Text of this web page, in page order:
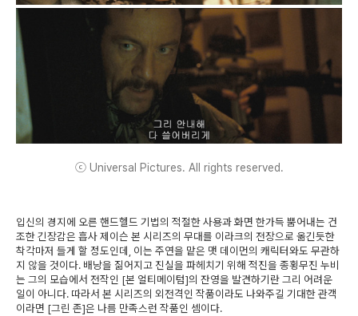
ⓒ Universal Pictures. All rights reserved.
입신의 경지에 오른 핸드헬드 기법의 적절한 사용과 화면 한가득 뿜어내는 건
조한 긴장감은 흡사 제이슨 본 시리즈의 무대를 이라크의 전장으로 옮긴듯한
착각마저 들게 할 정도인데, 이는 주연을 맡은 맷 데이먼의 캐릭터와도 무관하
지 않을 것이다. 배낭을 짊어지고 진실을 파헤치기 위해 적진을 종횡무진 누비
는 그의 모습에서 전작인 [본 얼티메이텀]의 잔영을 발견하기란 그리 어려운
일이 아니다. 따라서 본 시리즈의 외전격인 작품이라도 나와주길 기대한 관객
이라면 [그린 존]은 나름 만족스런 작품인 셈이다.